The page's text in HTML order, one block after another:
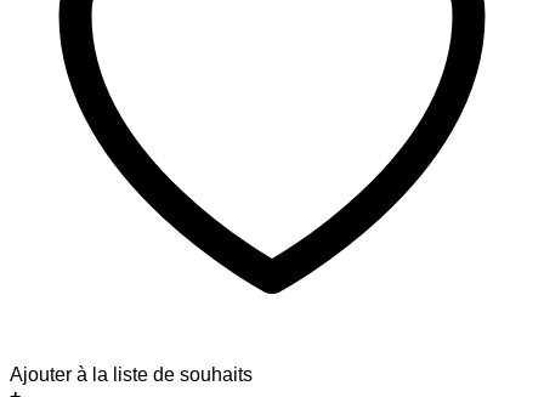
Ajouter à la liste de souhaits